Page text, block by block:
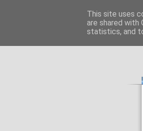
This site uses
are shared with
statistics, and